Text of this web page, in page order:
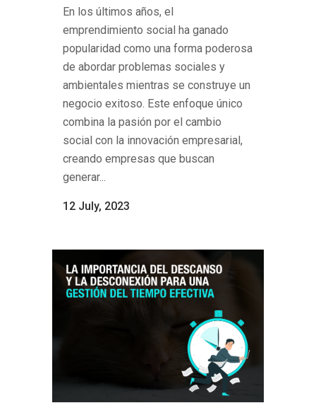
En los últimos años, el
emprendimiento social ha ganado
popularidad como una forma poderosa
de abordar problemas sociales y
ambientales mientras se construye un
negocio exitoso. Este enfoque único
combina la pasión por el cambio
social con la innovación empresarial,
creando empresas que buscan
generar...
12 July, 2023